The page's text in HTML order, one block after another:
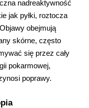
nadreaktywność
jak pyłki, roztocza
obejmują
skórne, często
się przez cały
pokarmowej,
poprawy.